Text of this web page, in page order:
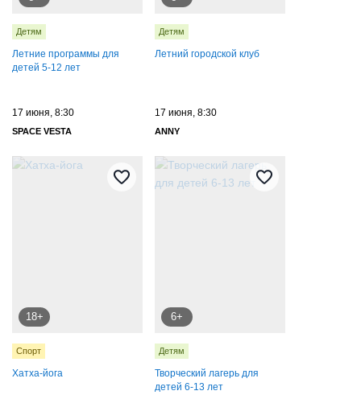
Детям
Летние программы для
детей 5-12 лет
Детям
Летний городской клуб
17 июня, 8:30
SPACE VESTA
18+
Спорт
Хатха-йога
17 июня, 8:30
ANNY
6+
Детям
Творческий лагерь для
детей 6-13 лет